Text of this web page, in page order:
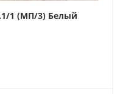
1 (МП/3) Белый